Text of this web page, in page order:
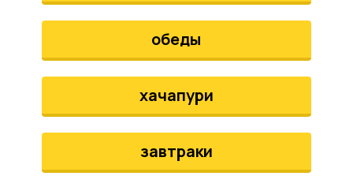
обеды
хачапури
завтраки